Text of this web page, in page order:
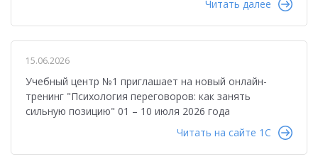
Читать далее
15.06.2026
Учебный центр №1 приглашает на новый онлайн-
тренинг "Психология переговоров: как занять
сильную позицию" 01 – 10 июля 2026 года
Читать на сайте 1C